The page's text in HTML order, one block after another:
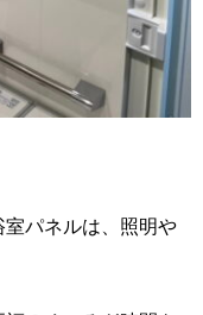
パネルは、照明や